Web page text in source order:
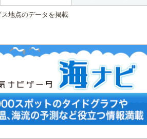
地点のデータを掲載